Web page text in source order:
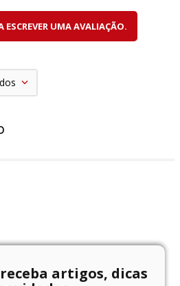
ESCREVER UMA AVALIAÇÃO.
artigos, dicas